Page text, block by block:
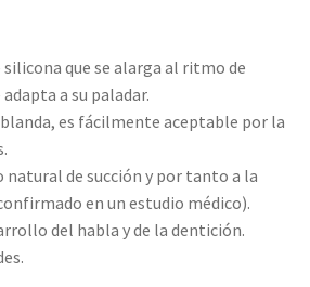
que se alarga al ritmo de
a su paladar.
es fácilmente aceptable por la
de succión y por tanto a la
en un estudio médico).
del habla y de la dentición.